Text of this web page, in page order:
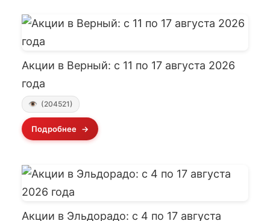
Акции в Верный: с 11 по 17 августа 2026
года
(204521)
Подробнее
Акции в Эльдорадо: с 4 по 17 августа